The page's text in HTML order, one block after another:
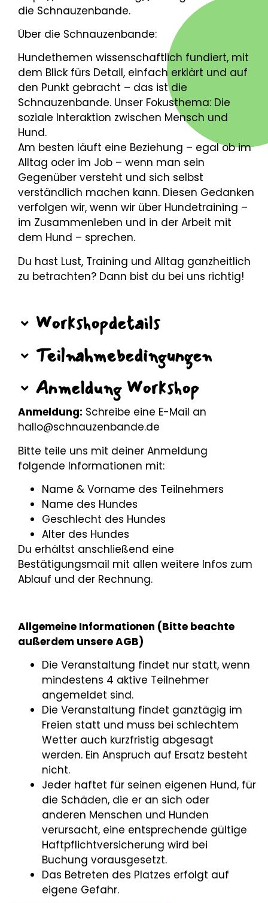
die Schnauzenbande.
Über die Schnauzenbande:
Hundethemen wissenschaftlich fundiert, mit
dem Blick fürs Detail, einfach erklärt und auf
den Punkt gebracht – das ist die
Schnauzenbande. Unser Fokusthema: Die
soziale Interaktion zwischen Mensch und
Hund.
Am besten läuft eine Beziehung – egal ob im
Alltag oder im Job – wenn man sein
Gegenüber versteht und sich selbst
verständlich machen kann. Diesen Gedanken
verfolgen wir, wenn wir über Hundetraining –
im Zusammenleben und in der Arbeit mit
dem Hund – sprechen.
Du hast Lust, Training und Alltag ganzheitlich
zu betrachten? Dann bist du bei uns richtig!
Workshopdetails
Teilnahmebedingungen
Anmeldung Workshop
Anmeldung: Schreibe eine E-Mail an
hallo@schnauzenbande.de
Bitte teile uns mit deiner Anmeldung
folgende Informationen mit:
Name & Vorname des Teilnehmers
Name des Hundes
Geschlecht des Hundes
Alter des Hundes
Du erhältst anschließend eine
Bestätigungsmail mit allen weitere Infos zum
Ablauf und der Rechnung.
Allgemeine Informationen (Bitte beachte
außerdem unsere AGB)
Die Veranstaltung findet nur statt, wenn
mindestens 4 aktive Teilnehmer
angemeldet sind.
Die Veranstaltung findet ganztägig im
Freien statt und muss bei schlechtem
Wetter auch kurzfristig abgesagt
werden. Ein Anspruch auf Ersatz besteht
nicht.
Jeder haftet für seinen eigenen Hund, für
die Schäden, die er an sich oder
anderen Menschen und Hunden
verursacht, eine entsprechende gültige
Haftpflichtversicherung wird bei
Buchung vorausgesetzt.
Das Betreten des Platzes erfolgt auf
eigene Gefahr.